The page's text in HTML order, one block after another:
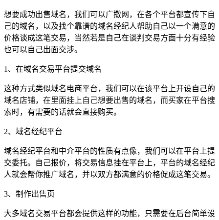
想要成功出售域名，我们可以广撒网，在各个平台都宣传下自
己的域名，以及找个靠谱的域名经纪人帮助自己以一个满意的
价格谈成这笔交易，当然若是自己在谈判交易方面十分有经验
也可以自己出面交涉。
1、在域名交易平台提交域名
这种方式类似域名电商平台，我们可以在该平台上开设自己的
域名店铺，在里面挂上自己想要出售的域名，而买家在平台搜
索时，有需要的话就会直接购买。
2、域名经纪平台
域名经纪平台和中介平台的性质有点像，我们可以在平台上提
交委托。自己报价，将交易信息挂在平台上，平台的域名经纪
人就会帮你推广域名，并以双方都满意的价格促成这笔交易。
3、制作出售页
大多域名交易平台都会提供这样的功能，只需要在后台简单设